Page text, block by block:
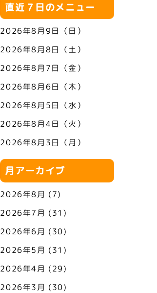
直近７日のメニュー
2026年8月9日（日）
2026年8月8日（土）
2026年8月7日（金）
2026年8月6日（木）
2026年8月5日（水）
2026年8月4日（火）
2026年8月3日（月）
月アーカイブ
2026年8月 (7)
2026年7月 (31)
2026年6月 (30)
2026年5月 (31)
2026年4月 (29)
2026年3月 (30)